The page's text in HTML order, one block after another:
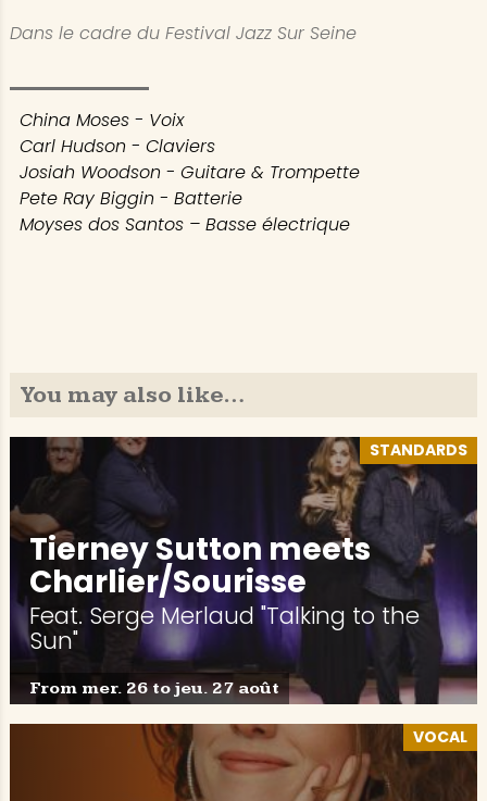
Dans le cadre du Festival Jazz Sur Seine
China Moses - Voix
Carl Hudson - Claviers
Josiah Woodson - Guitare & Trompette
Pete Ray Biggin - Batterie
Moyses dos Santos – Basse électrique
You may also like…
STANDARDS
Tierney Sutton meets
Charlier/Sourisse
Feat. Serge Merlaud "Talking to the
Sun"
From mer. 26 to jeu. 27 août
VOCAL